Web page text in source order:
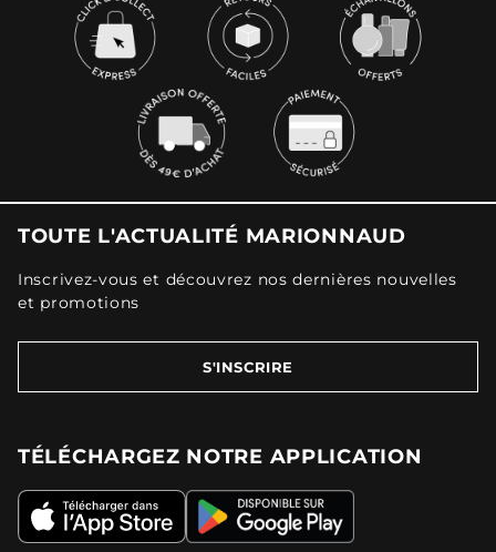
TOUTE L'ACTUALITÉ MARIONNAUD
Inscrivez-vous et découvrez nos dernières nouvelles
et promotions
S'INSCRIRE
TÉLÉCHARGEZ NOTRE APPLICATION